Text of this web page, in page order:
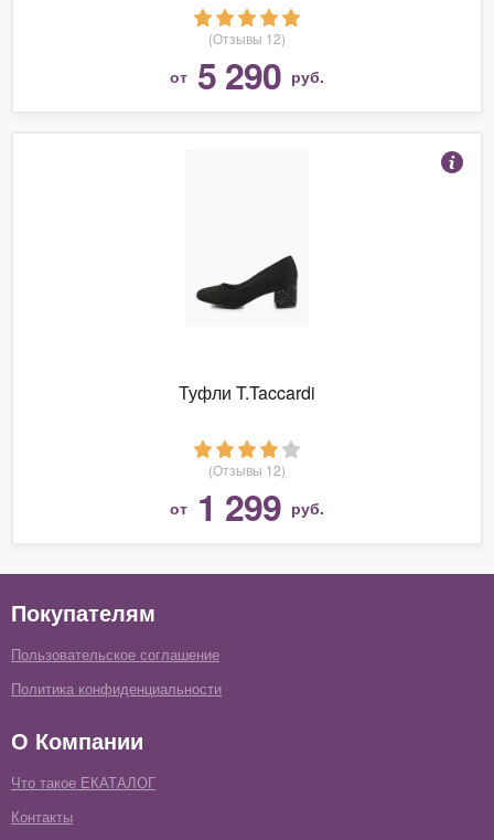
(Отзывы 12)
от 5 290 руб.
Туфли T.Taccardi
(Отзывы 12)
от 1 299 руб.
Покупателям
Пользовательское соглашение
Политика конфиденциальности
О Компании
Что такое ЕКАТАЛОГ
Контакты